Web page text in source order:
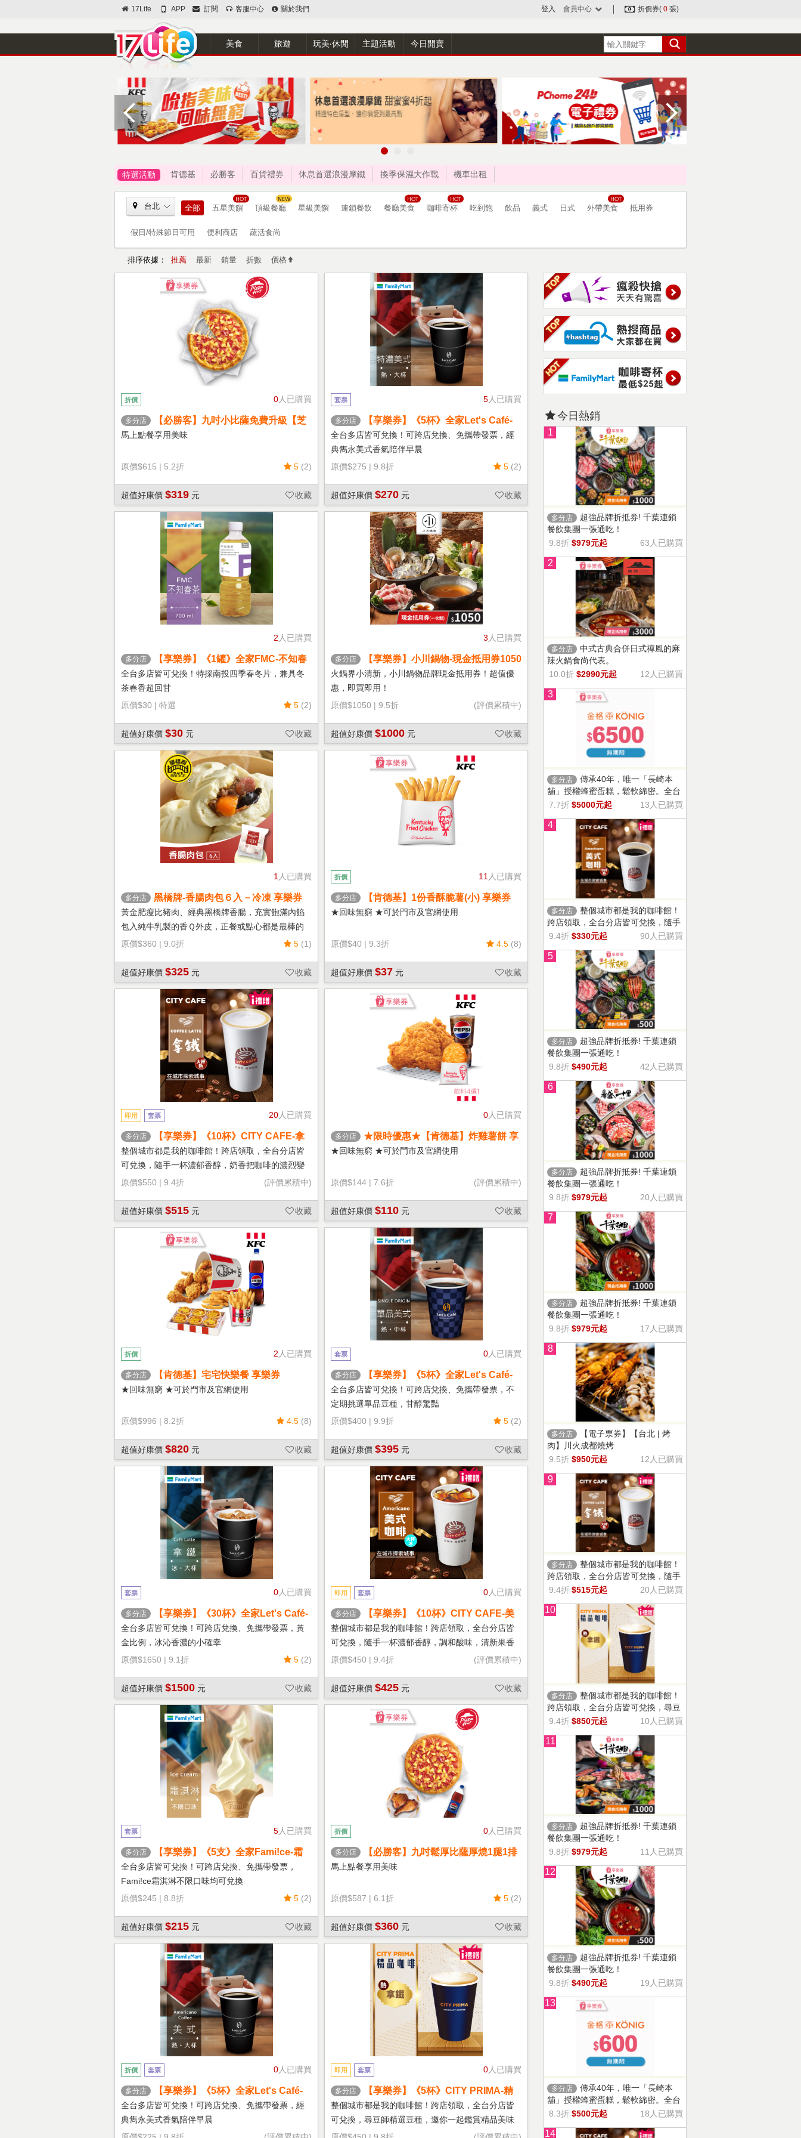
17Life APP 訂閱 客服中心 關於我們 登入 會員中心 折價券( 0 張)
美食 旅遊 玩美‧休閒 主題活動 今日開賣
特選活動 肯德基 必勝客 百貨禮券 休息首選浪漫摩鐵 換季保濕大作戰 機車出租
台北 全部 五星美饌 頂級餐廳 星級美饌 連鎖餐飲 餐廳美食 咖啡寄杯 吃到飽 飲品 義式 日式 外帶美食 抵用券
假日/特殊節日可用 便利商店 蔬活食尚
排序依據： 推薦 最新 銷量 折數 價格
0人已購買
折價
多分店
【必勝客】九吋小比薩免費升級【芝
心餅皮】享樂券
馬上點餐享用美味
原價$615 | 5.2折 5 (2)
超值好康價 $319 元 收藏
5人已購買
套票
多分店
【享樂券】《5杯》全家Let's Café-
熱特濃美式(大杯)
全台多店皆可兌換！可跨店兌換、免攜帶發票，經
典雋永美式香氣陪伴早晨
原價$275 | 9.8折 5 (2)
超值好康價 $270 元 收藏
2 人已購買
多分店
【享樂券】《1罐》全家FMC-不知春
茶
全台多店皆可兌換！特採南投四季春冬片，兼具冬
茶春香超回甘
原價$30 | 特選 5 (2)
超值好康價 $30 元 收藏
3 人已購買
多分店
【享樂券】小川鍋物-現金抵用券1050
元(一次型)
火鍋界小清新，小川鍋物品牌現金抵用券！超值優
惠，即買即用！
原價$1050 | 9.5折 (評價累積中)
超值好康價 $1000 元 收藏
1 人已購買
多分店 黑橋牌-香腸肉包６入－冷凍 享樂券
黃金肥瘦比豬肉、經典黑橋牌香腸，充實飽滿內餡
包入純牛乳製的香Ｑ外皮，正餐或點心都是最棒的
選擇！
原價$360 | 9.0折 5 (1)
超值好康價 $325 元 收藏
11 人已購買
折價
多分店 【肯德基】1份香酥脆薯(小) 享樂券
★回味無窮 ★可於門市及官網使用
原價$40 | 9.3折 4.5 (8)
超值好康價 $37 元 收藏
20人已購買
即用 套票
多分店
【享樂券】《10杯》CITY CAFE-拿
鐵(大杯-熱)
整個城市都是我的咖啡館！跨店領取，全台分店皆
可兌換，隨手一杯濃郁香醇，奶香把咖啡的濃烈變
溫柔！
原價$550 | 9.4折 (評價累積中)
超值好康價 $515 元 收藏
0人已購買
多分店
★限時優惠★【肯德基】炸雞薯餅 享
樂券
★回味無窮 ★可於門市及官網使用
原價$144 | 7.6折 (評價累積中)
超值好康價 $110 元 收藏
2 人已購買
折價
多分店 【肯德基】宅宅快樂餐 享樂券
★回味無窮 ★可於門市及官網使用
原價$996 | 8.2折 4.5 (8)
超值好康價 $820 元 收藏
0人已購買
套票
多分店
【享樂券】《5杯》全家Let's Café-
熱單品美式(中杯)
全台多店皆可兌換！可跨店兌換、免攜帶發票，不
定期挑選單品豆種，甘醇驚豔
原價$400 | 9.9折 5 (2)
超值好康價 $395 元 收藏
0人已購買
套票
多分店
【享樂券】《30杯》全家Let's Café-
冰拿鐵(大杯)
全台多店皆可兌換！可跨店兌換、免攜帶發票，黃
金比例，冰沁香濃的小確幸
原價$1650 | 9.1折 5 (2)
超值好康價 $1500 元 收藏
0人已購買
即用 套票
多分店
【享樂券】《10杯》CITY CAFE-美
式咖啡(大杯-冰)
整個城市都是我的咖啡館！跨店領取，全台分店皆
可兌換，隨手一杯濃郁香醇，調和酸味，清新果香
回甘不苦澀
原價$450 | 9.4折 (評價累積中)
超值好康價 $425 元 收藏
5人已購買
套票
多分店
【享樂券】《5支》全家Fami!ce-霜
淇淋(口味不限)
全台多店皆可兌換！可跨店兌換、免攜帶發票，
Fami!ce霜淇淋不限口味均可兌換
原價$245 | 8.8折 5 (2)
超值好康價 $215 元 收藏
0人已購買
折價
多分店
【必勝客】九吋鬆厚比薩厚燒1腿1排
套餐 享樂券
馬上點餐享用美味
原價$587 | 6.1折 5 (2)
超值好康價 $360 元 收藏
0人已購買
折價 套票
多分店
【享樂券】《5杯》全家Let's Café-
熱美式(大杯)
全台多店皆可兌換！可跨店兌換、免攜帶發票，經
典雋永美式香氣陪伴早晨
0人已購買
即用 套票
多分店
【享樂券】《5杯》CITY PRIMA-精
品拿鐵(中杯-熱)
整個城市都是我的咖啡館！跨店領取，全台分店皆
可兌換，尋豆師精選豆種，邀你一起鑑賞精品美味
今日熱銷
1
多分店
超強品牌折抵券! 千葉連鎖
餐飲集團一張通吃！
9.8折 $979元起 63人已購買
2
多分店
中式古典合併日式禪風的麻
辣火鍋食尚代表。
10.0折 $2990元起 12人已購買
3
多分店
傳承40年，唯一「長崎本
舖」授權蜂蜜蛋糕，鬆軟綿密。全台
13家門市適用，自選商品，幸福烘焙
7.7折 $5000元起 13人已購買
4
多分店
整個城市都是我的咖啡館！
跨店領取，全台分店皆可兌換，隨手
一杯濃郁香醇，調和酸味，清新果香
9.4折 $330元起 90人已購買
5
多分店
超強品牌折抵券! 千葉連鎖
餐飲集團一張通吃！
9.8折 $490元起 42人已購買
6
多分店
超強品牌折抵券! 千葉連鎖
餐飲集團一張通吃！
9.8折 $979元起 20人已購買
7
多分店
超強品牌折抵券! 千葉連鎖
餐飲集團一張通吃！
9.8折 $979元起 17人已購買
8
多分店
【電子票券】【台北 | 烤
肉】川火成都燒烤
9.5折 $950元起 12人已購買
9
多分店
整個城市都是我的咖啡館！
跨店領取，全台分店皆可兌換，隨手
一杯濃郁香醇，奶香把咖啡的濃烈變
9.4折 $515元起 20人已購買
10
多分店
整個城市都是我的咖啡館！
跨店領取，全台分店皆可兌換，尋豆
師精選豆種，邀你一起鑑賞精品美味
9.4折 $850元起 10人已購買
11
多分店
超強品牌折抵券! 千葉連鎖
餐飲集團一張通吃！
9.8折 $979元起 11人已購買
12
多分店
超強品牌折抵券! 千葉連鎖
餐飲集團一張通吃！
9.8折 $490元起 19人已購買
13
多分店
傳承40年，唯一「長崎本
舖」授權蜂蜜蛋糕，鬆軟綿密。全台
13家門市適用，自選商品，幸福烘焙
8.3折 $500元起 18人已購買
14